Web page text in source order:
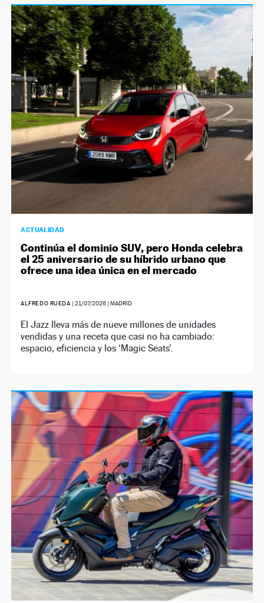
ACTUALIDAD
Continúa el dominio SUV, pero Honda celebra
el 25 aniversario de su híbrido urbano que
ofrece una idea única en el mercado
ALFREDO RUEDA |21/07/2026 | MADRID
El Jazz lleva más de nueve millones de unidades
vendidas y una receta que casi no ha cambiado:
espacio, eficiencia y los ‘Magic Seats’.